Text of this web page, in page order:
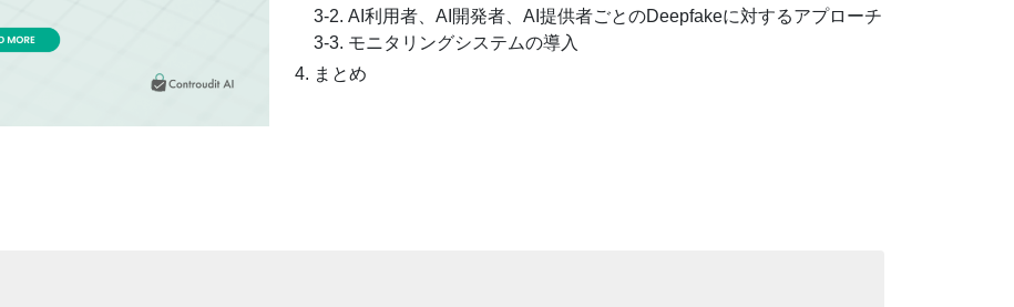
3-2. AI利用者、AI開発者、AI提供者ごとのDeepfakeに対するアプローチ
3-3. モニタリングシステムの導入
まとめ